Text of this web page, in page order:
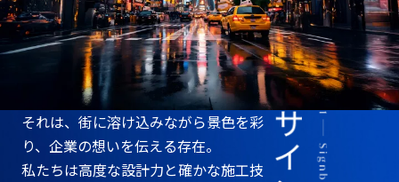
それは、街に溶け込みながら景色を彩
り、企業の想いを伝える存在。
私たちは高度な設計力と確かな施工技